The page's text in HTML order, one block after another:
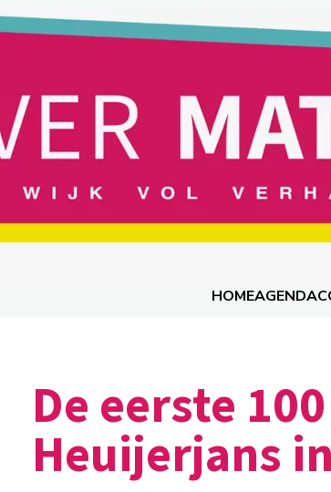
HOMEAGENDA
De eerste
Heuijerjans